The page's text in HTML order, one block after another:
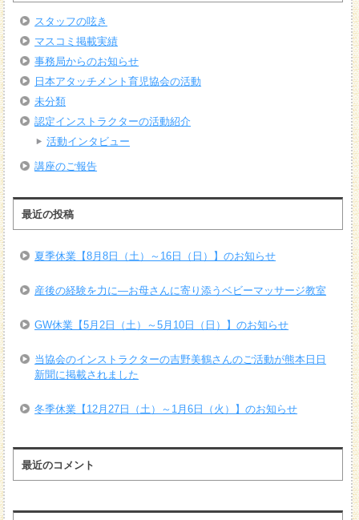
スタッフの呟き
マスコミ掲載実績
事務局からのお知らせ
日本アタッチメント育児協会の活動
未分類
認定インストラクターの活動紹介
活動インタビュー
講座のご報告
最近の投稿
夏季休業【8月8日（土）～16日（日）】のお知らせ
産後の経験を力に―お母さんに寄り添うベビーマッサージ教室
GW休業【5月2日（土）～5月10日（日）】のお知らせ
当協会のインストラクターの吉野美鶴さんのご活動が熊本日日
新聞に掲載されました
冬季休業【12月27日（土）～1月6日（火）】のお知らせ
最近のコメント